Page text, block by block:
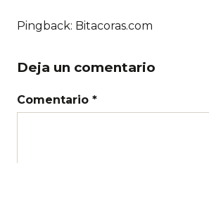
Pingback: Bitacoras.com
Deja un comentario
Comentario *